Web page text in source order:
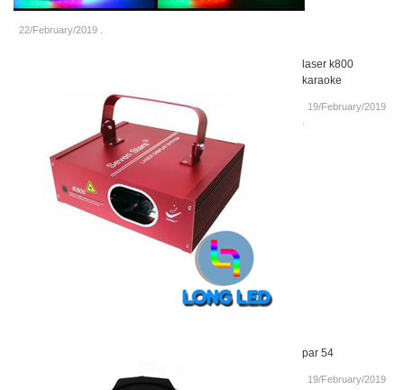
22/February/2019
laser k800
karaoke
19/February/2019
par 54
19/February/2019